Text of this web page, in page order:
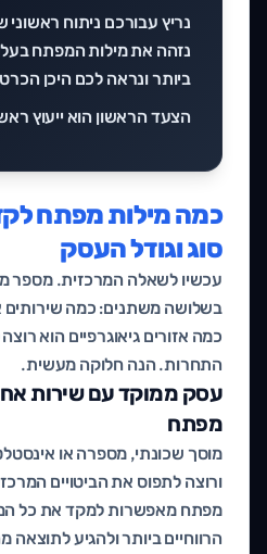
נריץ עבורכם ניתוח ראשוני
נזהה את מילות המפתח
ביותר ונראה לכם היכן
הצעד הראשון הוא ייעוץ
כמה מילות מפתח
סוג וגודל העסק
עכשיו לשאלה המרכזית. מספר
בשלושה משתנים: כמה שירותים
כמה אזורים גיאוגרפיים הוא
התחרות. הנה חלוקה מעשית.
מפתח
מוסך שכונתי, מספרה או
ורוצה לתפוס את הביטויים
מפתח מאפשרות למקד את כל
הרווחיים ביותר ולהגיע לתוצאה